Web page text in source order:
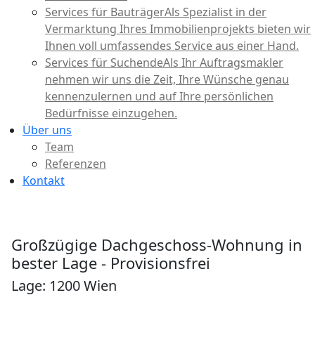
Services für BauträgerAls Spezialist in der
Vermarktung Ihres Immobilienprojekts bieten wir
Ihnen voll umfassendes Service aus einer Hand.
Services für SuchendeAls Ihr Auftragsmakler
nehmen wir uns die Zeit, Ihre Wünsche genau
kennenzulernen und auf Ihre persönlichen
Bedürfnisse einzugehen.
Über uns
Team
Referenzen
Kontakt
Großzügige Dachgeschoss-Wohnung in
bester Lage - Provisionsfrei
Lage: 1200 Wien